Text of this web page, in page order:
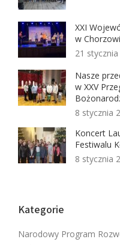
XXI
w
21
Nasze
w XXV
8 stycznia
Koncert
Festiwalu
8 stycznia
Kategorie
Narodowy Program